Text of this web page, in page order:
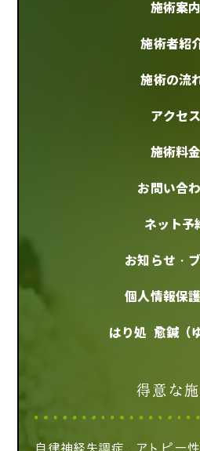
施術案内
施術者紹
施術の流
アクセス
施術料金
お問い合
ネット予
お知らせ・
個人情報保
はり処 愈鍼（
得意な
自律神経失調症、アトピー